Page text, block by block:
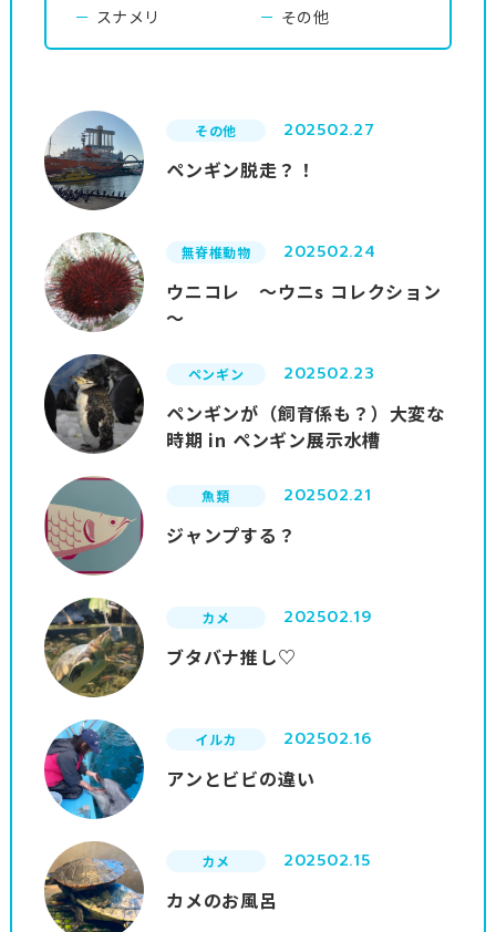
その他 202502.27
ペンギン脱走？！
無脊椎動物 202502.24
ウニコレ ～ウニs コレクション
～
ペンギン 202502.23
ペンギンが（飼育係も？）大変な
時期 in ペンギン展示水槽
魚類 202502.21
ジャンプする？
カメ 202502.19
ブタバナ推し♡
イルカ 202502.16
アンとビビの違い
カメ 202502.15
カメのお風呂
スナメリ
その他